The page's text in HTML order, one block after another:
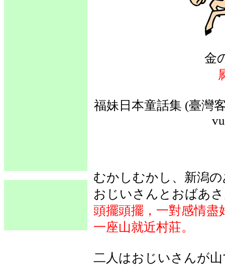
金
福妹日本童話集 (臺灣
むかしむかし、新潟
おじいさんとおばあ
頭擺頭擺，一對感情盡
一座山就近村莊。
二人はおじいさんが